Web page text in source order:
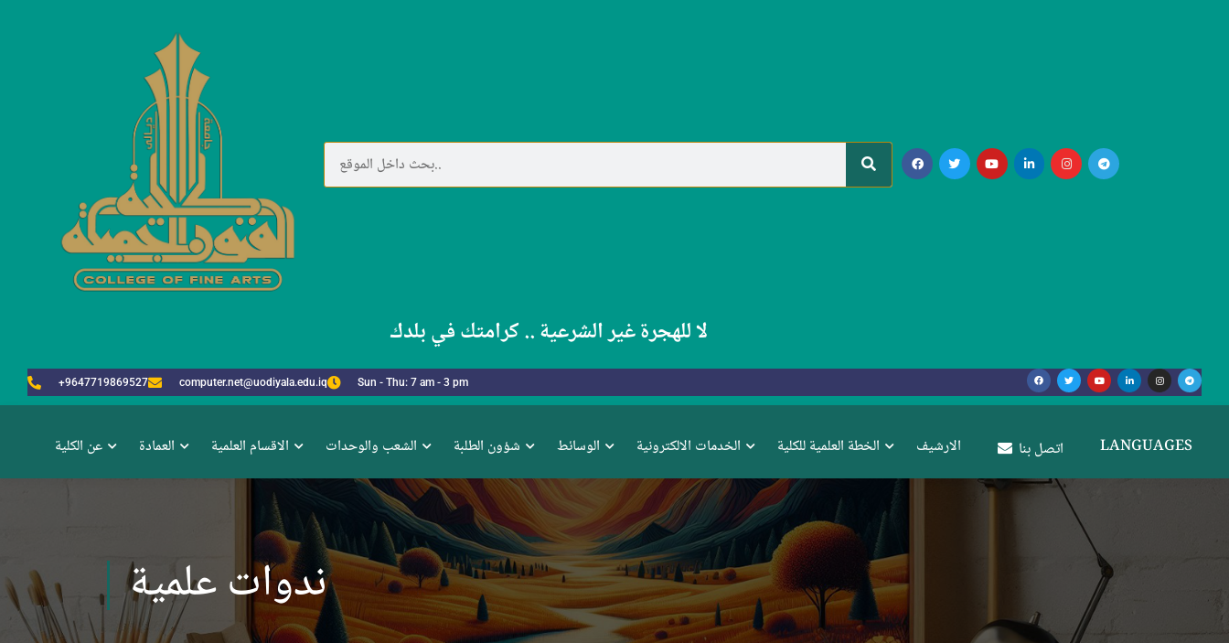
لا للهجرة غير الشرعية .. كرامتك في بلدك
+9647719869527 computer.net@uodiyala.edu.iq Sun - Thu: 7 am - 3 pm
عن الكلية العمادة الاقسام العلمية الشعب والوحدات شؤون الطلبة الوسائط الخدمات الالكترونية الخطة العلمية للكلية الارشيف اتصل بنا LANGUAGES
ندوات علمية